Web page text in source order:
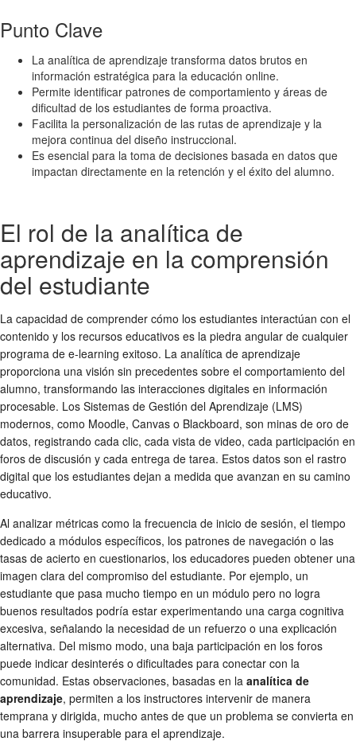
Punto Clave
La analítica de aprendizaje transforma datos brutos en
información estratégica para la educación online.
Permite identificar patrones de comportamiento y áreas de
dificultad de los estudiantes de forma proactiva.
Facilita la personalización de las rutas de aprendizaje y la
mejora continua del diseño instruccional.
Es esencial para la toma de decisiones basada en datos que
impactan directamente en la retención y el éxito del alumno.
El rol de la analítica de
aprendizaje en la comprensión
del estudiante
La capacidad de comprender cómo los estudiantes interactúan con el
contenido y los recursos educativos es la piedra angular de cualquier
programa de e-learning exitoso. La analítica de aprendizaje
proporciona una visión sin precedentes sobre el comportamiento del
alumno, transformando las interacciones digitales en información
procesable. Los Sistemas de Gestión del Aprendizaje (LMS)
modernos, como Moodle, Canvas o Blackboard, son minas de oro de
datos, registrando cada clic, cada vista de video, cada participación en
foros de discusión y cada entrega de tarea. Estos datos son el rastro
digital que los estudiantes dejan a medida que avanzan en su camino
educativo.
Al analizar métricas como la frecuencia de inicio de sesión, el tiempo
dedicado a módulos específicos, los patrones de navegación o las
tasas de acierto en cuestionarios, los educadores pueden obtener una
imagen clara del compromiso del estudiante. Por ejemplo, un
estudiante que pasa mucho tiempo en un módulo pero no logra
buenos resultados podría estar experimentando una carga cognitiva
excesiva, señalando la necesidad de un refuerzo o una explicación
alternativa. Del mismo modo, una baja participación en los foros
puede indicar desinterés o dificultades para conectar con la
comunidad. Estas observaciones, basadas en la analítica de
aprendizaje, permiten a los instructores intervenir de manera
temprana y dirigida, mucho antes de que un problema se convierta en
una barrera insuperable para el aprendizaje.